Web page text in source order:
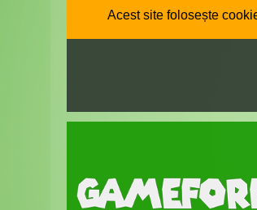
Acest site folosește